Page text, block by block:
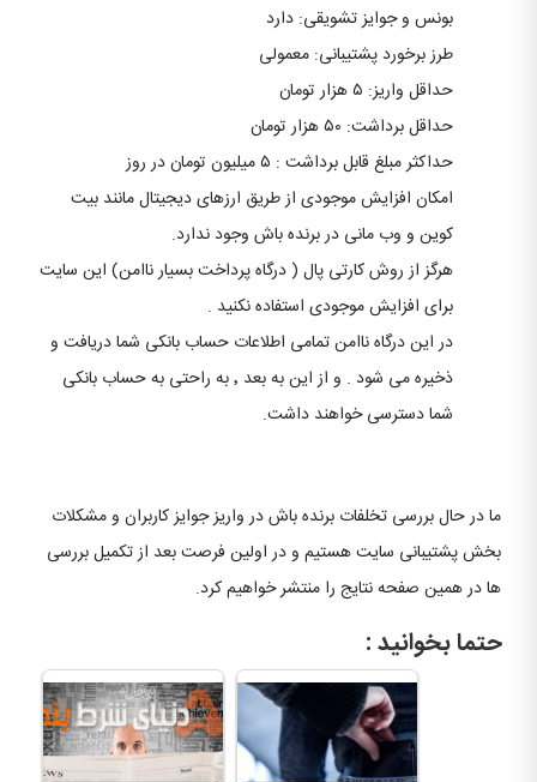
بونس و جوایز تشویقی: دارد
طرز برخورد پشتیبانی: معمولی
حداقل واریز: ۵ هزار تومان
حداقل برداشت: ۵۰ هزار تومان
حداکثر مبلغ قابل برداشت : ۵ میلیون تومان در روز
امکان افزایش موجودی از طریق ارزهای دیجیتال مانند بیت
کوین و وب مانی در برنده باش وجود ندارد.
هرگز از روش کارتی پال ( درگاه پرداخت بسیار ناامن) این سایت
برای افزایش موجودی استفاده نکنید .
در این درگاه ناامن تمامی اطلاعات حساب بانکی شما دریافت و
ذخیره می شود . و از این به بعد ٬ به راحتی به حساب بانکی
شما دسترسی خواهند داشت.
ما در حال بررسی تخلفات برنده باش در واریز جوایز کاربران و مشکلات
بخش پشتیبانی سایت هستیم و در اولین فرصت بعد از تکمیل بررسی
ها در همین صفحه نتایج را منتشر خواهیم کرد.
حتما بخوانید :